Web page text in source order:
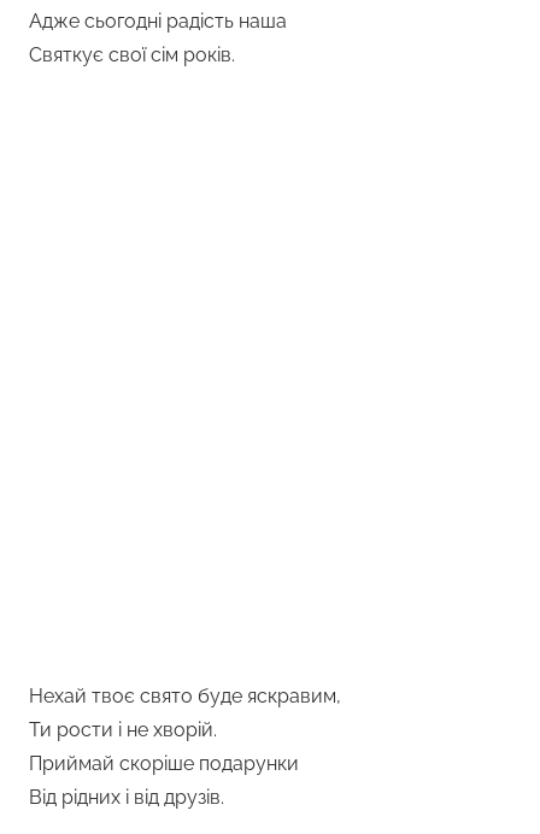
Адже сьогодні радість наша
Святкує свої сім років.
Нехай твоє свято буде яскравим,
Ти рости і не хворій.
Приймай скоріше подарунки
Від рідних і від друзів.